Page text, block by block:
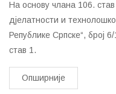
На основу члана 106.
дјелатности и
Републике Српске“, број
став 1.
Опширније